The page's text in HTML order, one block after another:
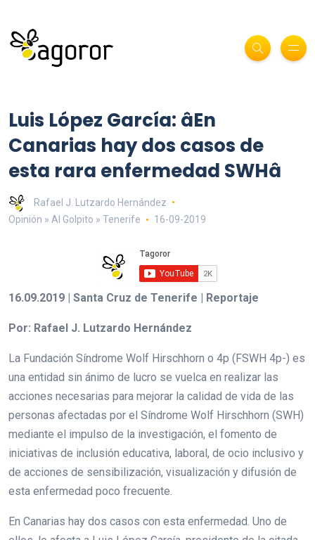
Luis López García: âEn
Canarias hay dos casos de
esta rara enfermedad SWHâ
Rafael J. Lutzardo Hernández
Opinión » Al Golpito » Tenerife
16-09-2019
16.09.2019 | Santa Cruz de Tenerife | Reportaje
Por: Rafael J. Lutzardo Hernández
La Fundación Síndrome Wolf Hirschhorn o 4p (FSWH 4p-) es
una entidad sin ánimo de lucro se vuelca en realizar las
acciones necesarias para mejorar la calidad de vida de las
personas afectadas por el Síndrome Wolf Hirschhorn (SWH)
mediante el impulso de la investigación, el fomento de
iniciativas de inclusión educativa, laboral, de ocio inclusivo y
de acciones de sensibilización, visualización y difusión de
esta enfermedad poco frecuente.
En Canarias hay dos casos con esta enfermedad. Uno de